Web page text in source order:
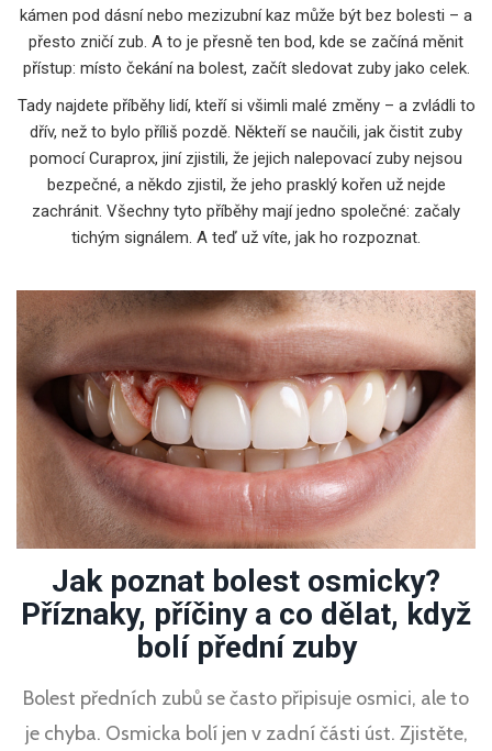
kámen pod dásní nebo mezizubní kaz může být bez bolesti – a
přesto zničí zub. A to je přesně ten bod, kde se začíná měnit
přístup: místo čekání na bolest, začít sledovat zuby jako celek.
Tady najdete příběhy lidí, kteří si všimli malé změny – a zvládli to
dřív, než to bylo příliš pozdě. Někteří se naučili, jak čistit zuby
pomocí Curaprox, jiní zjistili, že jejich nalepovací zuby nejsou
bezpečné, a někdo zjistil, že jeho prasklý kořen už nejde
zachránit. Všechny tyto příběhy mají jedno společné: začaly
tichým signálem. A teď už víte, jak ho rozpoznat.
Jak poznat bolest osmicky?
Příznaky, příčiny a co dělat, když
bolí přední zuby
Bolest předních zubů se často připisuje osmici, ale to
je chyba. Osmicka bolí jen v zadní části úst. Zjistěte,